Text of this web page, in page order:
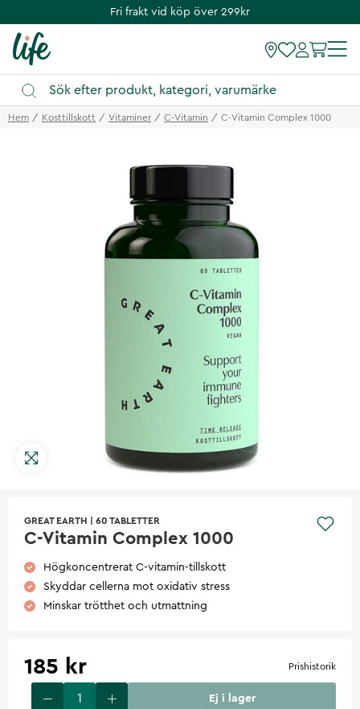
Fri frakt vid köp över 299kr
Hem Kosttillskott Vitaminer C-Vitamin C-Vitamin Complex 1000
GREAT EARTH 60 TABLETTER
C-Vitamin Complex 1000
Högkoncentrerat C-vitamin-tillskott
Skyddar cellerna mot oxidativ stress
Minskar trötthet och utmattning
185 kr Prishistorik
Ej i lager